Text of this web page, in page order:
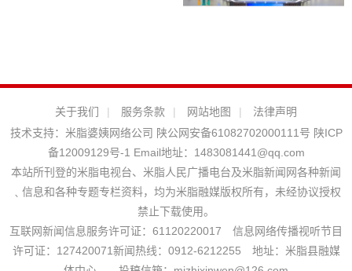
关于我们 | 服务条款 | 网站地图 |
法律声明
技术支持： 米脂婆姨网络公司 陕公网安备61082702000111号 陕ICP
备12009129号-1 Email地址： 1483081441@qq.com
本站所刊登的米脂电视台、米脂人民广播电台及米脂新闻网各种新闻
﹑信息和各种专题专栏资料，均为米脂融媒版权所有，未经协议授权
禁止下载使用。
互联网新闻信息服务许可证：61120220017 信息网络传播视听节目
许可证：127420071新闻热线：0912-6212255 地址：米脂县融媒